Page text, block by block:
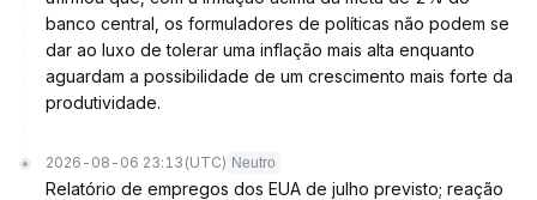
banco central, os formuladores de políticas não podem se
dar ao luxo de tolerar uma inflação mais alta enquanto
aguardam a possibilidade de um crescimento mais forte da
produtividade.
2026-08-06 23:13 (UTC) Neutro
Relatório de empregos dos EUA de julho previsto; reação